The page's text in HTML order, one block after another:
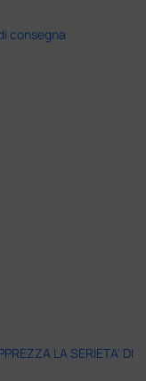
consegna
LA SERIETA' DI